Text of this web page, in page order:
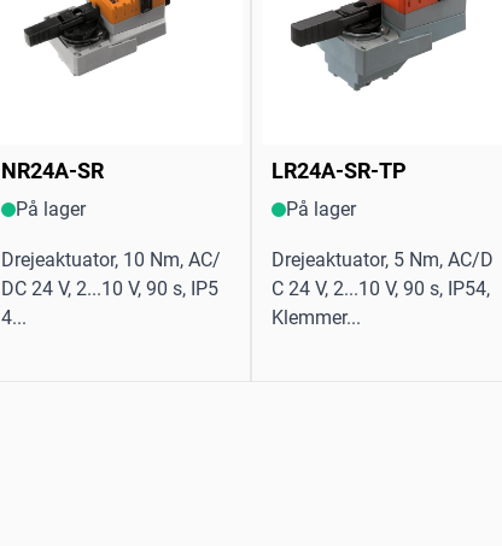
NR24A-SR
På lager
Drejeaktuator, 10 Nm, AC/
DC 24 V, 2...10 V, 90 s, IP5
4...
LR24A-SR-TP
På lager
Drejeaktuator, 5 Nm, AC/D
C 24 V, 2...10 V, 90 s, IP54,
Klemmer...